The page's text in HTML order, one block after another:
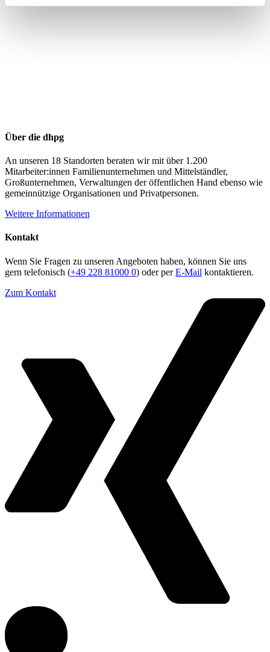
Über die dhpg
An unseren 18 Standorten beraten wir mit über 1.200
Mitarbeiter:innen Familienunternehmen und Mittelständler,
Großunternehmen, Verwaltungen der öffentlichen Hand ebenso wie
gemeinnützige Organisationen und Privatpersonen.
Weitere Informationen
Kontakt
Wenn Sie Fragen zu unseren Angeboten haben, können Sie uns
gern telefonisch (+49 228 81000 0) oder perE-Mail kontaktieren.
Zum Kontakt